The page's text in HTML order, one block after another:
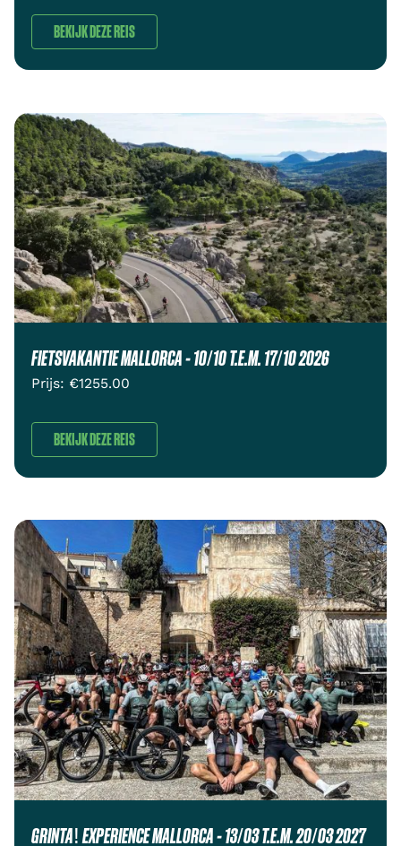
BEKIJK DEZE REIS
FIETSVAKANTIE MALLORCA - 10/10 T.E.M. 17/10 2026
Prijs: €1255.00
BEKIJK DEZE REIS
GRINTA! EXPERIENCE MALLORCA - 13/03 T.E.M. 20/03 2027